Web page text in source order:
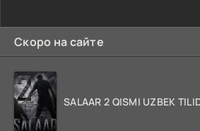
Скоро на сайте